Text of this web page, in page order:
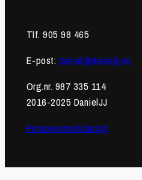
Tlf. 905 98 465
E-post: daniel@danieljj.no
Org.nr. 987 335 114
2016-2025 DanielJJ
Personvernerklæring